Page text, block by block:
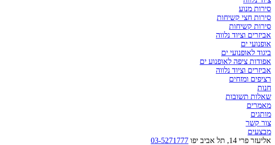
סירות מנוע
סירות חצי קשיחות
סירות קשיחות
אביזרים וציוד נלווה
אופנועי ים
ביגוד לאופנועי ים
אפודות ציפה לאופנוע ים
אביזרים וציוד נלווה
רציפים ומזחים
חנות
שאלות תשובות
מאמרים
מותגים
צור קשר
מבצעים
אליעזר פרי 14, תל אביב יפו
03-5271777